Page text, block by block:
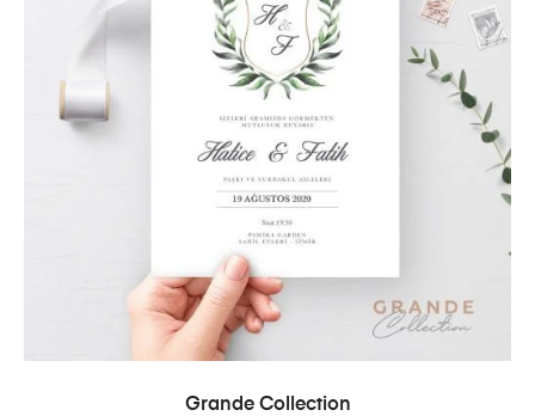
SEPETE EKLE
Grande Collection